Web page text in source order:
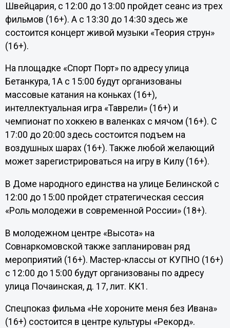
Швейцария, с 12:00 до 13:00 пройдет сеанс из трех
фильмов (16+). А с 13:30 до 14:30 здесь же
состоится концерт живой музыки «Теория струн»
(16+).
На площадке «Спорт Порт» по адресу улица
Бетанкура, 1А с 15:00 будут организованы
массовые катания на коньках (16+),
интеллектуальная игра «Таврели» (16+) и
чемпионат по хоккею в валенках с мячом (16+). С
17:00 до 20:00 здесь состоится подъем на
воздушных шарах (16+). Также любой желающий
может зарегистрироваться на игру в Килу (16+).
В Доме народного единства на улице Белинской с
12:00 до 15:00 пройдет стратегическая сессия
«Роль молодежи в современной России» (18+).
В молодежном центре «Высота» на
Совнаркомовской также запланирован ряд
мероприятий (16+). Мастер-классы от КУПНО (16+)
с 12:00 до 15:00 будут организованы по адресу
улица Почаинская, д. 17, лит. КК1.
Спецпоказ фильма «Не хороните меня без Ивана»
(16+) состоится в центре культуры «Рекорд».